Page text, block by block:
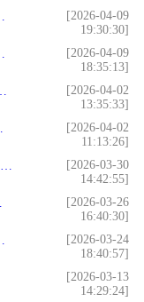
[2026-04-09
19:30:30]
[2026-04-09
18:35:13]
[2026-04-02
13:35:33]
[2026-04-02
11:13:26]
[2026-03-30
14:42:55]
[2026-03-26
16:40:30]
[2026-03-24
18:40:57]
[2026-03-13
14:29:24]